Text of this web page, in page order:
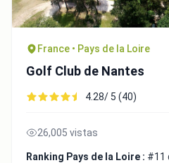
France • Pays de la Loire
Golf Club de Nantes
4.28/ 5 (40)
26,005 vistas
Ranking Pays de la Loire : #11